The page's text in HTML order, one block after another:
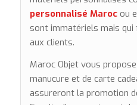
personnalisé Marocou
sont immatériels mais
aux clients.
Maroc Objet vous
manucure et de carte
assureront la promotion